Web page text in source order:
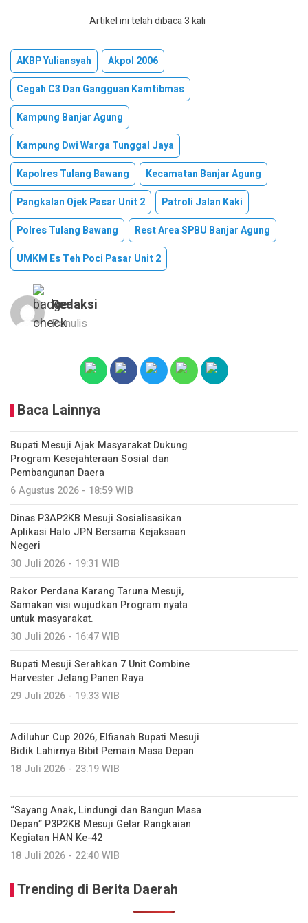
Artikel ini telah dibaca 3 kali
AKBP Yuliansyah
Akpol 2006
Cegah C3 Dan Gangguan Kamtibmas
Kampung Banjar Agung
Kampung Dwi Warga Tunggal Jaya
Kapolres Tulang Bawang
Kecamatan Banjar Agung
Pangkalan Ojek Pasar Unit 2
Patroli Jalan Kaki
Polres Tulang Bawang
Rest Area SPBU Banjar Agung
UMKM Es Teh Poci Pasar Unit 2
Redaksi
Penulis
Baca Lainnya
Bupati Mesuji Ajak Masyarakat Dukung
Program Kesejahteraan Sosial dan
Pembangunan Daera
6 Agustus 2026 - 18:59 WIB
Dinas P3AP2KB Mesuji Sosialisasikan
Aplikasi Halo JPN Bersama Kejaksaan
Negeri
30 Juli 2026 - 19:31 WIB
Rakor Perdana Karang Taruna Mesuji,
Samakan visi wujudkan Program nyata
untuk masyarakat.
30 Juli 2026 - 16:47 WIB
Bupati Mesuji Serahkan 7 Unit Combine
Harvester Jelang Panen Raya
29 Juli 2026 - 19:33 WIB
Adiluhur Cup 2026, Elfianah Bupati Mesuji
Bidik Lahirnya Bibit Pemain Masa Depan
18 Juli 2026 - 23:19 WIB
“Sayang Anak, Lindungi dan Bangun Masa
Depan” P3P2KB Mesuji Gelar Rangkaian
Kegiatan HAN Ke-42
18 Juli 2026 - 22:40 WIB
Trending di Berita Daerah